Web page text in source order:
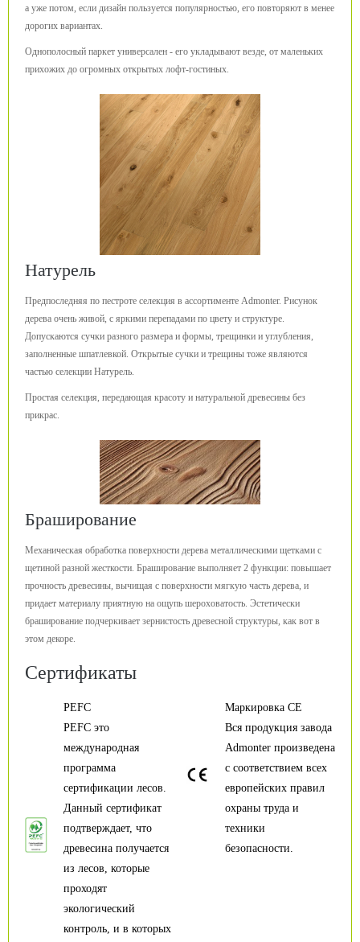
а уже потом, если дизайн пользуется популярностью, его повторяют в менее
дорогих вариантах.
Однополосный паркет универсален - его укладывают везде, от маленьких
прихожих до огромных открытых лофт-гостиных.
Натурель
Предпоследняя по пестроте селекция в ассортименте Admonter. Рисунок
дерева очень живой, с яркими перепадами по цвету и структуре.
Допускаются сучки разного размера и формы, трещинки и углубления,
заполненные шпатлевкой. Открытые сучки и трещины тоже являются
частью селекции Натурель.
Простая селекция, передающая красоту и натуральной древесины без
прикрас.
Браширование
Механическая обработка поверхности дерева металлическими щетками с
щетиной разной жесткости. Браширование выполняет 2 функции: повышает
прочность древесины, вычищая с поверхности мягкую часть дерева, и
придает материалу приятную на ощупь шероховатость. Эстетически
браширование подчеркивает зернистость древесной структуры, как вот в
этом декоре.
Сертификаты
Маркировка CE
Вся продукция завода
Admonter произведена
с соответствием всех
европейских правил
охраны труда и
техники
безопасности.
PEFC
PEFC это
международная
программа
сертификации лесов.
Данный сертификат
подтверждает, что
древесина получается
из лесов, которые
проходят
экологический
контроль, и в которых